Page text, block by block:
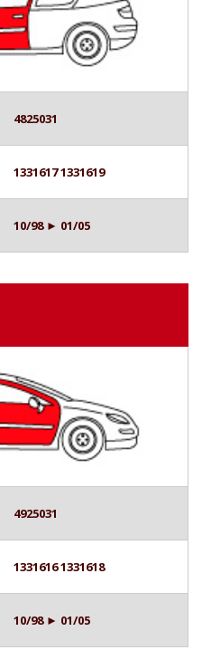
4825031
1331617 1331619
10/98 ► 01/05
4925031
1331616 1331618
10/98 ► 01/05